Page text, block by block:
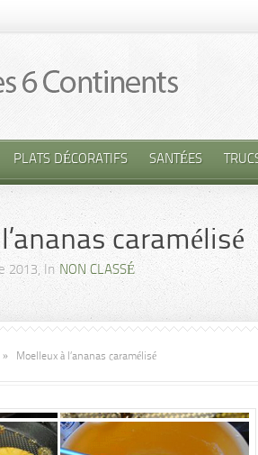
PLATS DÉCORATIFS SANTÉES
caramélisé
2013, In NON CLASSÉ
» Moelleux à l’ananas caramélisé